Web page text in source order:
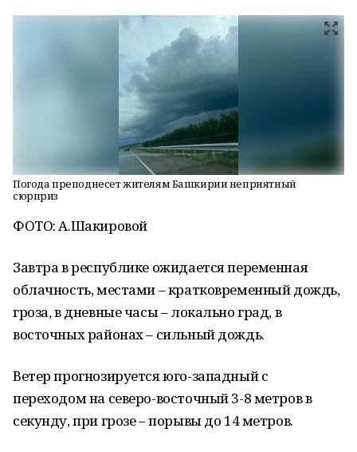
Погода преподнесет жителям Башкирии неприятный
сюрприз
ФОТО: А.Шакировой
Завтра в республике ожидается переменная
облачность, местами – кратковременный дождь,
гроза, в дневные часы – локально град, в
восточных районах – сильный дождь.
Ветер прогнозируется юго-западный с
переходом на северо-восточный 3-8 метров в
секунду, при грозе – порывы до 14 метров.